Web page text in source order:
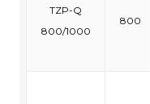
TZP-Q
800/1000
800